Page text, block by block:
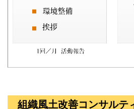
組織風土改善コンサルテ